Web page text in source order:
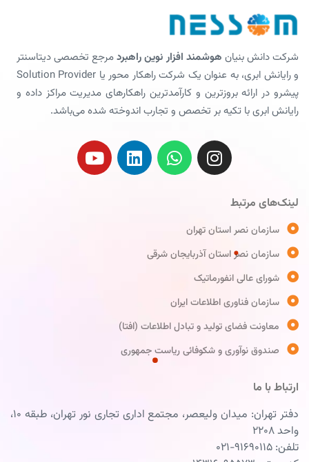
شرکت دانش بنیان هوشمند افزار نوین راهبردمرجع تخصصی دیتاسنتر
و رایانش ابری، به عنوان یک شرکت راهکار محور یا Solution Provider
پیشرو در ارائه بروزترین و کارآمدترین راهکارهای مدیریت مراکز داده و
رایانش ابری با تکیه بر تخصص و تجارب اندوخته شده می‌باشد.
لینک‌های مرتبط
سازمان نصر استان تهران
سازمان نصر استان آذربایجان شرقی
شورای عالی انفورماتیک
سازمان فناوری اطلاعات ایران
معاونت فضای تولید و تبادل اطلاعات (افتا)
صندوق نوآوری و شکوفائی ریاست جمهوری
ارتباط با ما
دفتر تهران: میدان ولیعصر، مجتمع اداری تجاری نور تهران، طبقه ۱۰،
واحد ۲۲۰۸
تلفن: ۹۱۶۹۰۱۱۵-۰۲۱